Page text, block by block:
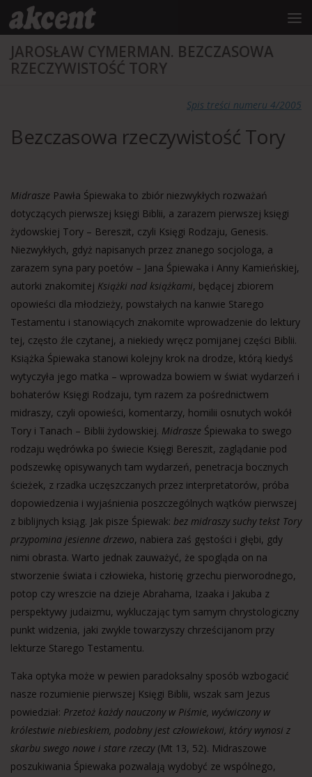
treści
Przejdź do treści
JAROSŁAW CYMERMAN. BEZCZASOWA
RZECZYWISTOŚĆ TORY
Spis treści numeru 4/2005
Bezczasowa rzeczywistość Tory
Midrasze Pawła Śpiewaka to zbiór niezwykłych rozważań
dotyczących pierwszej księgi Biblii, a zarazem pierwszej księgi
żydowskiej Tory – Bereszit, czyli Księgi Rodzaju, Genesis.
Niezwykłych, gdyż napisanych przez znanego socjologa, a
zarazem syna pary poetów – Jana Śpiewaka i Anny Kamieńskiej,
autorki znakomitej Książki nad książkami, będącej zbiorem
opowieści dla młodzieży, powstałych na kanwie Starego
Testamentu i stanowiących znakomite wprowadzenie do lektury
tej, często źle czytanej, a niekiedy wręcz pomijanej części Biblii.
Książka Śpiewaka stanowi kolejny krok na drodze, którą kiedyś
wytyczyła jego matka – wprowadza bowiem w świat wydarzeń i
bohaterów Księgi Rodzaju, tym razem za pośrednictwem
midraszy, czyli opowieści, komentarzy, homilii osnutych wokół
Tory i Tanach – Biblii żydowskiej. Midrasze Śpiewaka to swego
rodzaju wędrówka po świecie Księgi Bereszit, zaglądanie pod
podszewkę opisywanych tam wydarzeń, penetracja bocznych
ścieżek, z rzadka uczęszczanych przez interpretatorów, próba
dopowiedzenia i wyjaśnienia poszczególnych wątków pierwszej
z biblijnych ksiąg. Jak pisze Śpiewak: bez midraszy suchy tekst Tory
przypomina jesienne drzewo, nabiera zaś gęstości i głębi, gdy
nimi obrasta. Warto jednak zauważyć, że spogląda on na
stworzenie świata i człowieka, historię grzechu pierworodnego,
potop czy wreszcie na dzieje Abrahama, Izaaka i Jakuba z
perspektywy judaizmu, wykluczając tym samym chrystologiczny
punkt widzenia, jaki zwykle towarzyszy chrześcijanom przy
lekturze Starego Testamentu.
Taka optyka może w pewien paradoksalny sposób wzbogacić
nasze rozumienie pierwszej Księgi Biblii, wszak sam Jezus
powiedział: Przetoż każdy nauczony w Piśmie, wyćwiczony w
królestwie niebieskiem, podobny jest człowiekowi, który wynosi z
skarbu swego nowe i stare rzeczy(Mt 13, 52). Midraszowe
poszukiwania Śpiewaka pozwalają wydobyć ze wspólnego,